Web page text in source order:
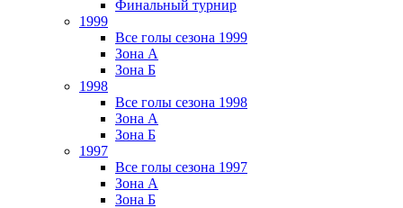
Финальный турнир
1999
Все голы сезона 1999
Зона А
Зона Б
1998
Все голы сезона 1998
Зона А
Зона Б
1997
Все голы сезона 1997
Зона А
Зона Б